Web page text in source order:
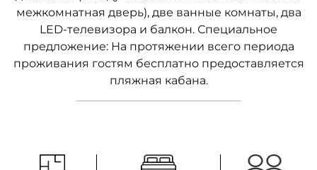
межкомнатная дверь), две ванные комнаты, два
LED-телевизора и балкон. Специальное
предложение: На протяжении всего периода
проживания гостям бесплатно предоставляется
пляжная кабана.